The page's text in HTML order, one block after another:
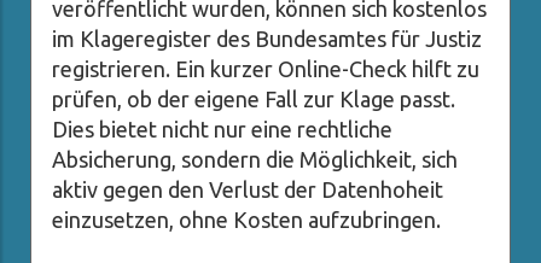
veröffentlicht wurden, können sich kostenlos
im Klageregister des Bundesamtes für Justiz
registrieren. Ein kurzer Online-Check hilft zu
prüfen, ob der eigene Fall zur Klage passt.
Dies bietet nicht nur eine rechtliche
Absicherung, sondern die Möglichkeit, sich
aktiv gegen den Verlust der Datenhoheit
einzusetzen, ohne Kosten aufzubringen.